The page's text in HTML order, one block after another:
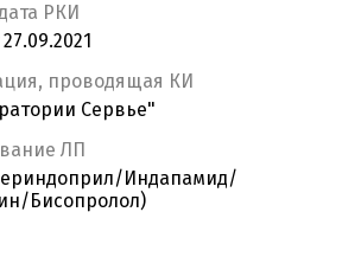
РКИ
проводящая КИ
Сервье"
ЛП
Индапамид/
Бисопролол)